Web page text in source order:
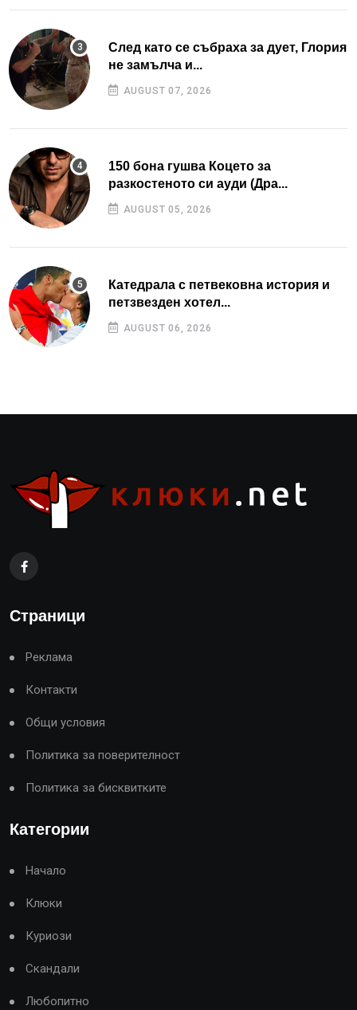
След като се събраха за дует, Глория
не замълча и...
AUGUST 07, 2026
150 бона гушва Коцето за
разкостеното си ауди (Дра...
AUGUST 05, 2026
Катедрала с петвековна история и
петзвезден хотел...
AUGUST 06, 2026
Страници
Реклама
Контакти
Общи условия
Политика за поверителност
Политика за бисквитките
Категории
Начало
Клюки
Куриози
Скандали
Любопитно